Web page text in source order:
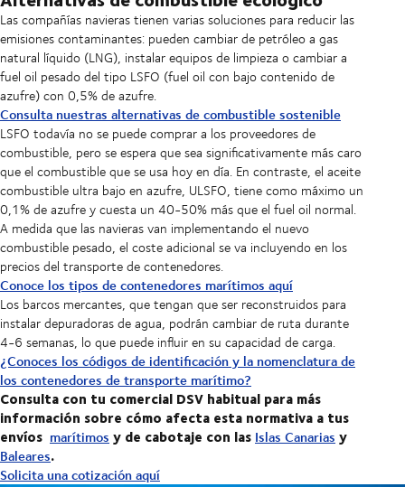
Las compañías navieras tienen varias soluciones para reducir las
emisiones contaminantes: pueden cambiar de petróleo a gas
natural líquido (LNG), instalar equipos de limpieza o cambiar a
fuel oil pesado del tipo LSFO (fuel oil con bajo contenido de
azufre) con 0,5% de azufre.
Consulta nuestras alternativas de combustible sostenible
LSFO todavía no se puede comprar a los proveedores de
combustible, pero se espera que sea significativamente más caro
que el combustible que se usa hoy en día. En contraste, el aceite
combustible ultra bajo en azufre, ULSFO, tiene como máximo un
0,1% de azufre y cuesta un 40-50% más que el fuel oil normal.
A medida que las navieras van implementando el nuevo
combustible pesado, el coste adicional se va incluyendo en los
precios del transporte de contenedores.
Conoce los tipos de contenedores marítimos aquí
Los barcos mercantes, que tengan que ser reconstruidos para
instalar depuradoras de agua, podrán cambiar de ruta durante
4-6 semanas, lo que puede influir en su capacidad de carga.
¿Conoces los códigos de identificación y la nomenclatura de
los contenedores de transporte marítimo?
Consulta con tu comercial DSV habitual para más
información sobre cómo afecta esta normativa a tus
envíos marítimos y de cabotaje con las Islas Canarias y
Baleares.
Solicita una cotización aquí